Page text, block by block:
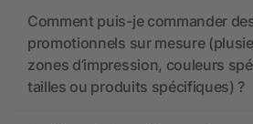
Comment puis-je commander
promotionnels sur mesure
zones d’impression, couleurs
tailles ou produits spécifiques) ?